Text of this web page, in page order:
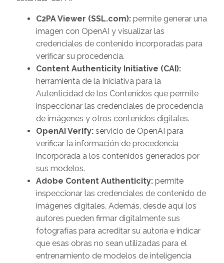
C2PA Viewer (SSL.com): permite generar una
imagen con OpenAI y visualizar las
credenciales de contenido incorporadas para
verificar su procedencia.
Content Authenticity Initiative (CAI):
herramienta de la Iniciativa para la
Autenticidad de los Contenidos que permite
inspeccionar las credenciales de procedencia
de imágenes y otros contenidos digitales.
OpenAI Verify: servicio de OpenAI para
verificar la información de procedencia
incorporada a los contenidos generados por
sus modelos.
Adobe Content Authenticity: permite
inspeccionar las credenciales de contenido de
imágenes digitales. Además, desde aquí los
autores pueden firmar digitalmente sus
fotografías para acreditar su autoría e indicar
que esas obras no sean utilizadas para el
entrenamiento de modelos de inteligencia